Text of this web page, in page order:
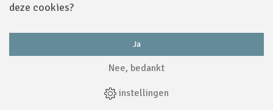
deze cookies?
Ja
Nee, bedankt
instellingen